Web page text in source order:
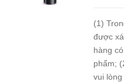
(1)
được
hàng
phẩm;
vui